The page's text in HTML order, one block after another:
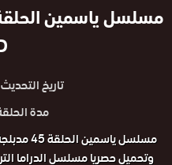
تاريخ
مدة
مسلسل